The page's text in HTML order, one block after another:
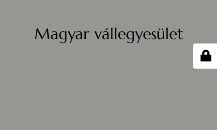
Magyar vállegyesület